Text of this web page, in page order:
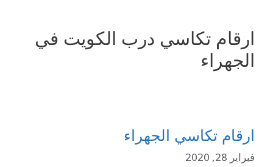
ارقام تكاسي درب الكويت في
الجهراء
ارقام تكاسي الجهراء
فبراير 28, 2020